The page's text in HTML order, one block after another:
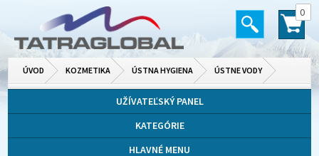
0
ÚVOD KOZMETIKA ÚSTNA HYGIENA ÚSTNE VODY
UŽÍVATEĽSKÝ PANEL
KATEGÓRIE
HLAVNÉ MENU